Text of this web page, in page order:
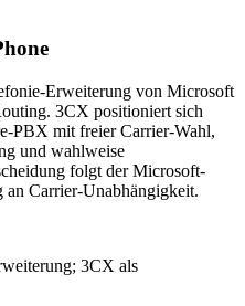
Erweiterung von Microsoft
3CX positioniert sich
PBX mit freier Carrier-Wahl,
und wahlweise
folgt der Microsoft-
an Carrier-Unabhängigkeit.
3CX als